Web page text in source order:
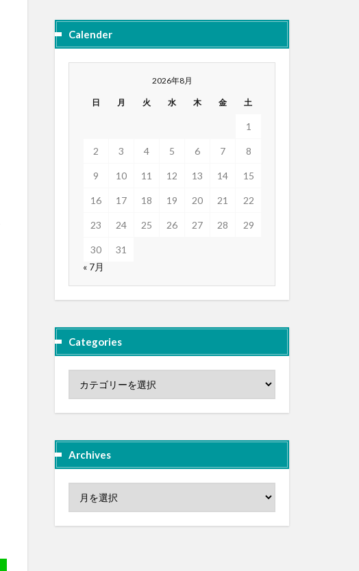
Calender
2026年8月
日 月 火 水 木 金 土
1
2 3 4 5 6 7 8
9 10 11 12 13 14 15
16 17 18 19 20 21 22
23 24 25 26 27 28 29
30
31
« 7月
Categories
Archives